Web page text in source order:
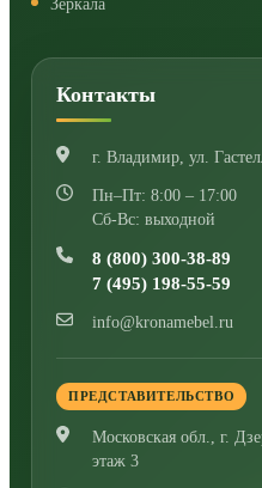
Зеркала
Контакты
г. Владимир ул.
Пн–Пт: 8:00 – 17:00
Сб-Вс: выходной
8 (800) 300-38-89
7 (495) 198-55-59
info@kronamebel.ru
ПРЕДСТАВИТЕЛЬСТВО
Московская обл., г.
этаж 3